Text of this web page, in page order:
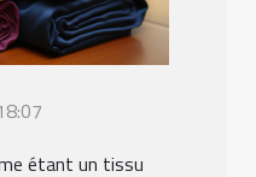
étant un tissu